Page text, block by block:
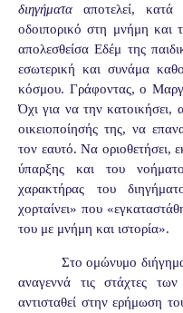
διηγήματα αποτελεί,
οδοιπορικό στη μνήμη και
απολεσθείσα Εδέμ της
εσωτερική και συνάμα
κόσμου. Γράφοντας, ο
Όχι για να την
οικειοποίησής της, να
τον εαυτό. Να οριοθετήσει,
ύπαρξης και του
χαρακτήρας του
χορταίνει» που
του με μνήμη και ιστορία».
Στο ομώνυμο
αναγεννά τις στάχτες
αντισταθεί στην ερήμωση